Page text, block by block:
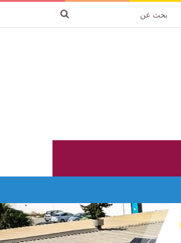
عمود جانبي
بحث